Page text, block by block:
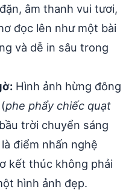
âm thanh vui tươi,
đọc lên như một bài
và dễ in sâu trong
Hình ảnh hừng đông
phe phẩy chiếc quạt
trời chuyển sáng
điểm nhấn nghệ
kết thúc không phải
hình ảnh đẹp.